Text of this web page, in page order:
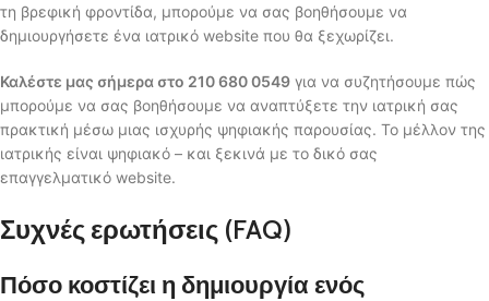
τη βρεφική φροντίδα, μπορούμε να σας βοηθήσουμε να
δημιουργήσετε ένα ιατρικό website που θα ξεχωρίζει.
Καλέστε μας σήμερα στο 210 680 0549 για να συζητήσουμε πώς
μπορούμε να σας βοηθήσουμε να αναπτύξετε την ιατρική σας
πρακτική μέσω μιας ισχυρής ψηφιακής παρουσίας. Το μέλλον της
ιατρικής είναι ψηφιακό – και ξεκινά με το δικό σας
επαγγελματικό website.
Συχνές ερωτήσεις (FAQ)
Πόσο κοστίζει η δημιουργία ενός